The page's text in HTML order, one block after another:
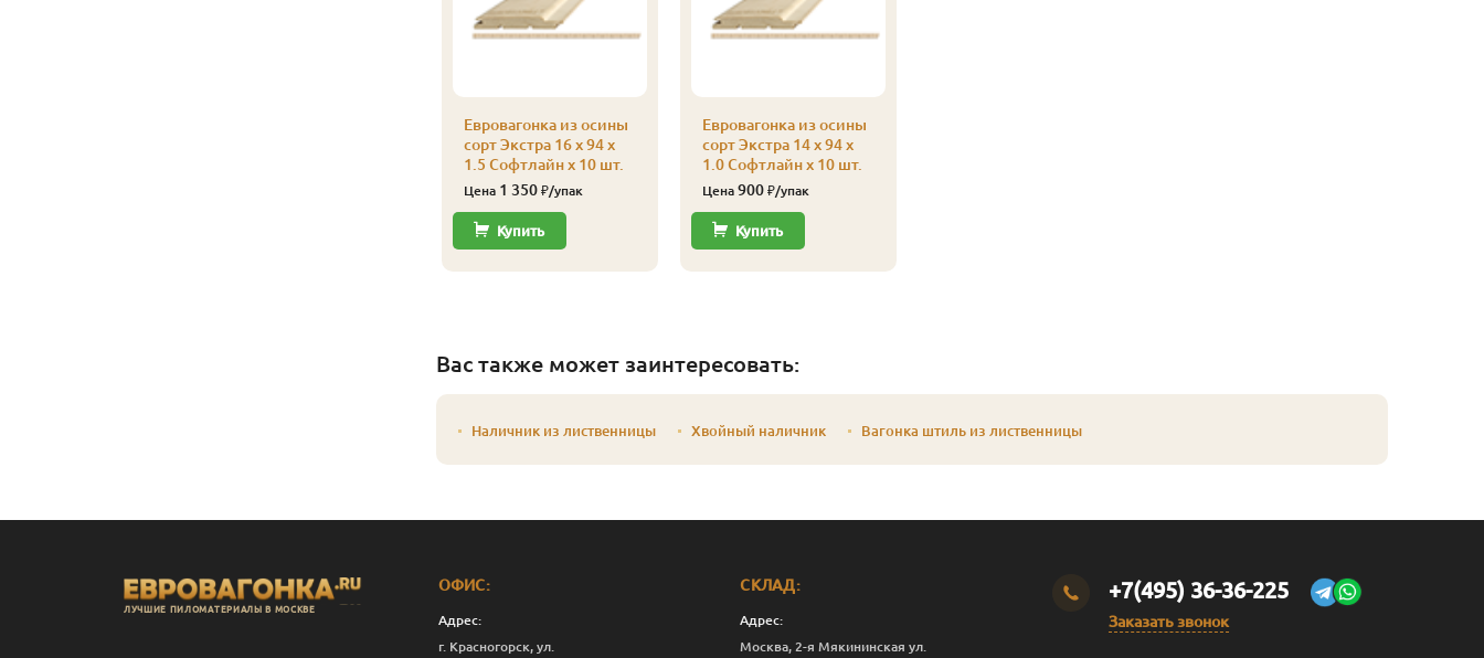
Евровагонка из осины
сорт Экстра 16 x 94 x
1.5 Софтлайн x 10 шт.
Цена 1 350₽/упак
Купить
Евровагонка из осины
сорт Экстра 14 x 94 x
1.0 Софтлайн x 10 шт.
Цена 900₽/упак
Купить
Вас также может заинтересовать:
Наличник из лиственницы Хвойный наличник Вагонка штиль из лиственницы
ЛУЧШИЕ ПИЛОМАТЕРИАЛЫ В МОСКВЕ
ОФИС:
Адрес:
г. Красногорск, ул.
СКЛАД:
Адрес:
Москва, 2-я Мякининская ул.
+7(495) 36-36-225
Заказать звонок